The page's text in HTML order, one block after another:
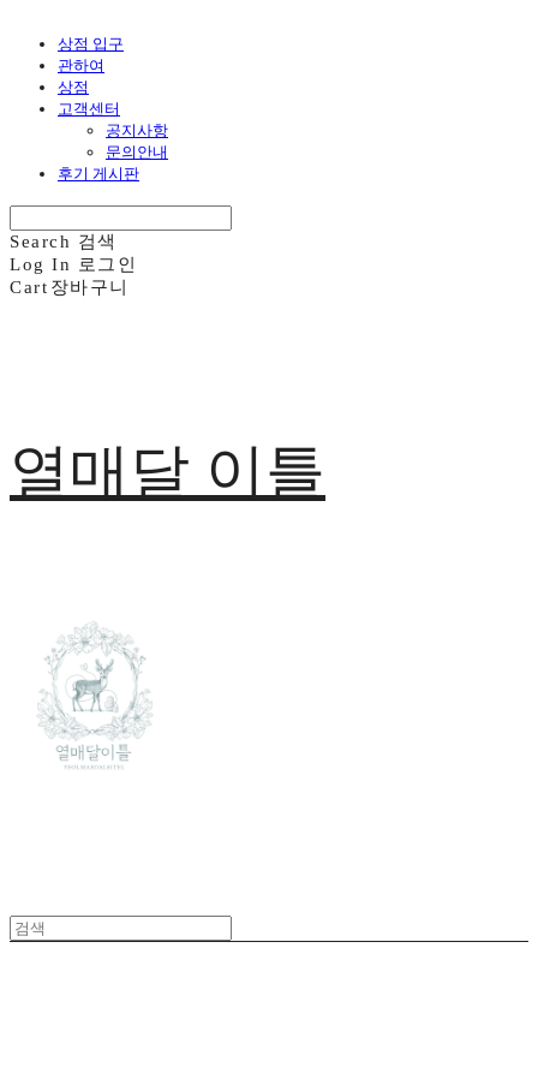
상점 입구
관하여
상점
고객센터
공지사항
문의안내
후기 게시판
Search 검색
Log In
로그인
Cart 장바구니
열매달 이틀